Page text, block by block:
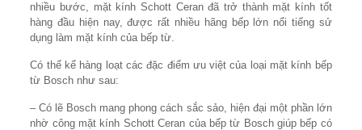
nhiều bước, mặt kính Schott Ceran đã trở thành mặt kính tốt
hàng đầu hiện nay, được rất nhiều hãng bếp lớn nổi tiếng sử
dụng làm mặt kính của bếp từ.
Có thể kể hàng loạt các đặc điểm ưu việt của loại mặt kính bếp
từ Bosch như sau:
– Có lẽ Bosch mang phong cách sắc sảo, hiện đại một phần lớn
nhờ công mặt kính Schott Ceran của bếp từ Bosch giúp bếp có